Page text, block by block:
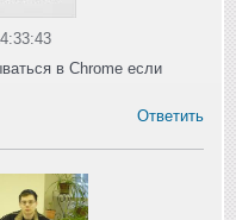
в Chrome если
Ответить